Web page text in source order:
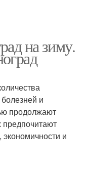
на зиму.
и
продолжают
и